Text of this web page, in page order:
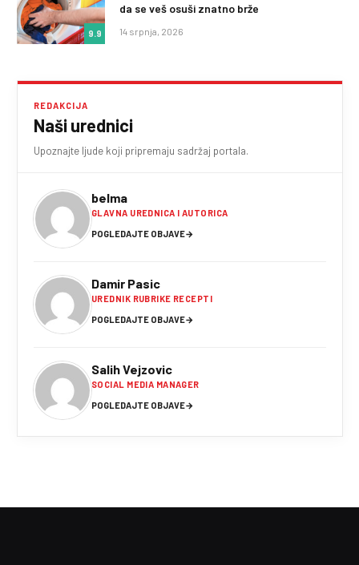
9.9
da se veš osuši znatno brže
14 srpnja, 2026
REDAKCIJA
Naši urednici
Upoznajte ljude koji pripremaju sadržaj portala.
belma
GLAVNA UREDNICA I AUTORICA
POGLEDAJTE OBJAVE→
Damir Pasic
UREDNIK RUBRIKE RECEPTI
POGLEDAJTE OBJAVE→
Salih Vejzovic
SOCIAL MEDIA MANAGER
POGLEDAJTE OBJAVE→